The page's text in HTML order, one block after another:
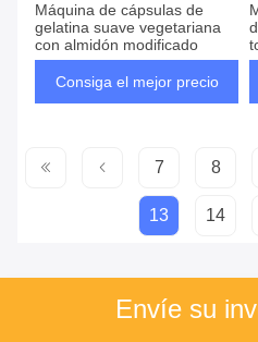
Máquina de cápsulas de
gelatina suave vegetariana
con almidón modificado
Consiga el mejor precio
7 8
13 14
Envíe su